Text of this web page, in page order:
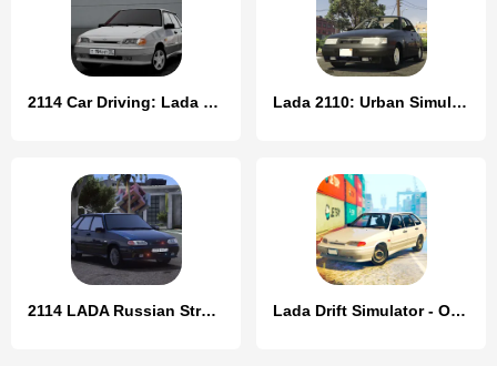
2114 Car Driving: Lada sedan Lada 2110: Urban Simulator
2114 LADA Russian Streets Drag Lada Drift Simulator - Online